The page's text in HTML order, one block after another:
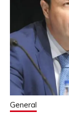
General